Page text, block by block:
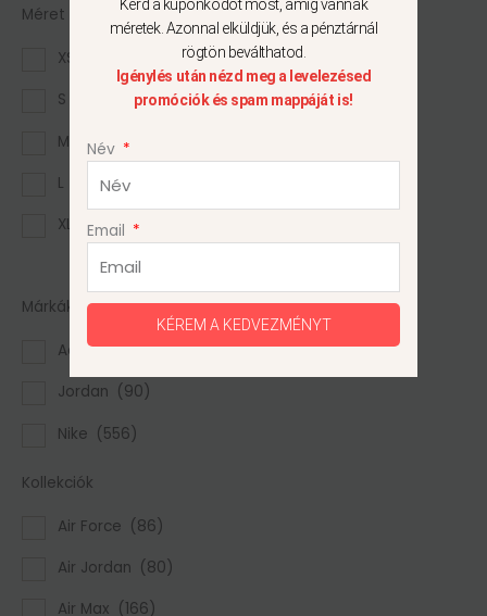
Méret
XS
S
M (44)
L (26)
XL
(15)
Márkák
Adidas(20)
Jordan (90)
Nike (556)
Kollekciók
Air Force (86)
Air Jordan (80)
Air Max (166)
Kérd a kuponkódot most, amíg vannak
méretek. Azonnal elküldjük, és a pénztárnál
rögtön beválthatod.
Igénylés után nézd meg a levelezésed
promóciók és spam mappáját is!
Név
Email
KÉREM A KEDVEZMÉNYT